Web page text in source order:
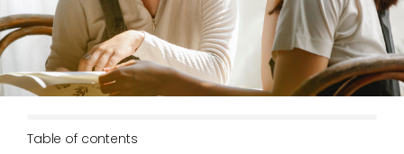
Table of contents